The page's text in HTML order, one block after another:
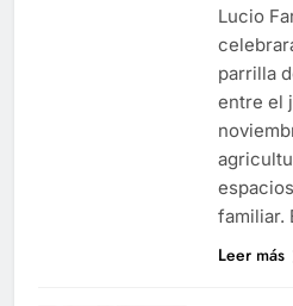
Lucio
parrilla
entre el
familiar.
Leer más